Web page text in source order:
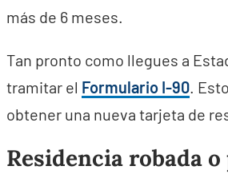
más de 6 meses.
Tan pronto como llegues a
tramitar el Formulario I-90.
obtener una nueva tarjeta de
Residencia robada